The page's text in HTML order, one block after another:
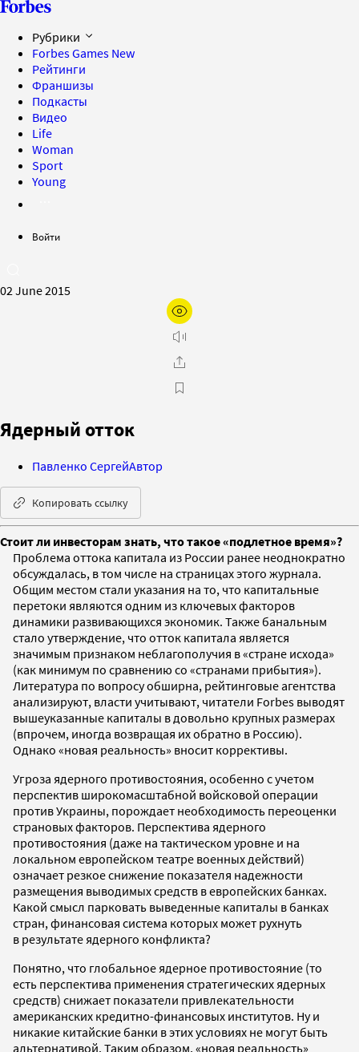
Рубрики
Forbes Games New
Рейтинги
Франшизы
Подкасты
Видео
Life
Woman
Sport
Young
Войти
02 June 2015
Ядерный отток
Павленко СергейАвтор
Копировать ссылку
Стоит ли инвесторам знать, что такое «подлетное время»?
Проблема оттока капитала из России ранее неоднократно
обсуждалась, в том числе на страницах этого журнала.
Общим местом стали указания на то, что капитальные
перетоки являются одним из ключевых факторов
динамики развивающихся экономик. Также банальным
стало утверждение, что отток капитала является
значимым признаком неблагополучия в «стране исхода»
(как минимум по сравнению со «странами прибытия»).
Литература по вопросу обширна, рейтинговые агентства
анализируют, власти учитывают, читатели Forbes выводят
вышеуказанные капиталы в довольно крупных размерах
(впрочем, иногда возвращая их обратно в Россию).
Однако «новая реальность» вносит коррективы.
Угроза ядерного противостояния, особенно с учетом
перспектив широкомасштабной войсковой операции
против Украины, порождает необходимость переоценки
страновых факторов. Перспектива ядерного
противостояния (даже на тактическом уровне и на
локальном европейском театре военных действий)
означает резкое снижение показателя надежности
размещения выводимых средств в европейских банках.
Какой смысл парковать выведенные капиталы в банках
стран, финансовая система которых может рухнуть
в результате ядерного конфликта?
Понятно, что глобальное ядерное противостояние (то
есть перспектива применения стратегических ядерных
средств) снижает показатели привлекательности
американских кредитно-финансовых институтов. Ну и
никакие китайские банки в этих условиях не могут быть
альтернативой. Таким образом, «новая реальность»